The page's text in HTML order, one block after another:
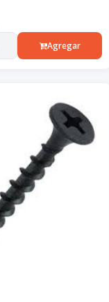
Agregar